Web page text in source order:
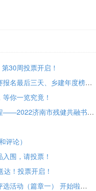
30周投票开启！
牛初一乡村学报36期 | 第二届松阳大赛报名最后三天、乡建年度榜样大众投票进行中
你一览究竟！
【活动通知】学习二十大，奋发新征程——2022济南市残健共融书法美术作品展投票评选
评论）
围，请投票！
达！投票开启！
2022年圆梦舞蹈“最具人气节目”投票评选活动（篇章一） 开始啦